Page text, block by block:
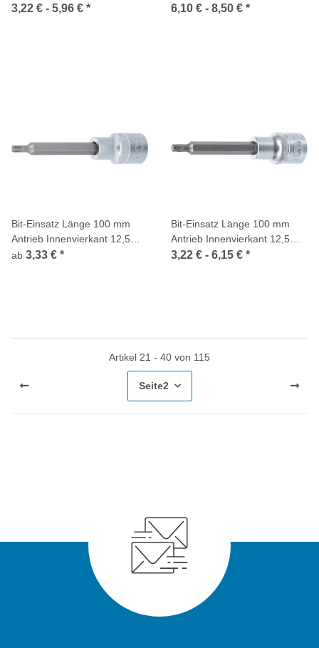
mm (1/2 Zoll) Innenvielzahn
3,22 € - 5,96 € *
mm (1/2 Zoll) Innenvielzahn
6,10 € - 8,50 € *
Bit-Einsatz Länge 100 mm
Antrieb Innenvierkant 12,5
mm (1/2 Zoll) Keil-Profil (für
ab 3,33 € *
Bit-Einsatz Länge 100 mm
Antrieb Innenvierkant 12,5
mm (1/2 Zoll) T-Profil (für
3,22 € - 6,15 € *
Artikel 21 - 40 von 115
Seite2